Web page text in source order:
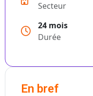
Secteur
24 mois
Durée
En bref